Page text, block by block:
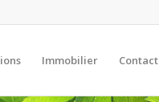
Immobilier Contact